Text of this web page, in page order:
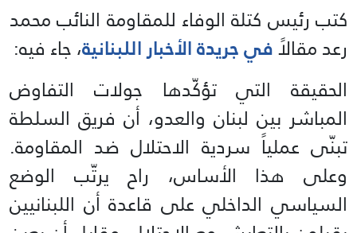
كتب رئيس كتلة الوفاء للمقاومة النائب محمد
رعد مقالاًفي جريدة الأخبار اللبنانية، جاء فيه:
الحقيقة التي تؤكّدها جولات التفاوض
المباشر بين لبنان والعدو، أن فريق السلطة
تبنّى عملياً سردية الاحتلال ضد المقاومة.
وعلى هذا الأساس، راح يرتّب الوضع
السياسي الداخلي على قاعدة أن اللبنانيين